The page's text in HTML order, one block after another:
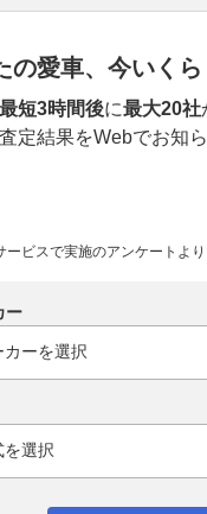
の愛車、今いくら
最短3時間後に最大20社
定結果をWebでお知ら
ビスで実施のアンケートよ
ー